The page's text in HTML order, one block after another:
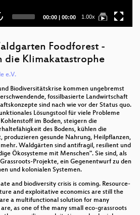
Current
00:00 | Total
00:00 1.00x
Foodforest -
die Klimakatastrophe
e.V.
Biodiversitätskrise kommen ungebremst
fossilbasierte Landwirtschaft
sind nach wie vor der Status quo.
Lösungstool für viele Probleme
im Boden, steigern die
des Bodens, kühlen die
produzieren gesunde Nahrung, Heilpflanzen,
Waldgärten sind antifragil, resilient und
Ökosysteme mit Menschen". Sie sind, als
Projekte, ein Gegenentwurf zu den
und kolonialen Systemen.
and biodiversity crisis is coming. Resource-
and exploitative economics are still the
a multifunctional solution for many
as one of the many small eco-grassroots